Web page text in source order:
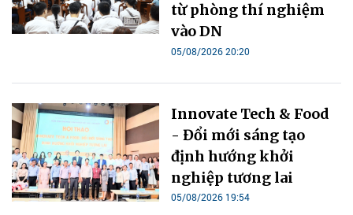
từ phòng thí nghiệm
vào DN
05/08/2026 20:20
Innovate Tech & Food
- Đổi mới sáng tạo
định hướng khởi
nghiệp tương lai
05/08/2026 19:54